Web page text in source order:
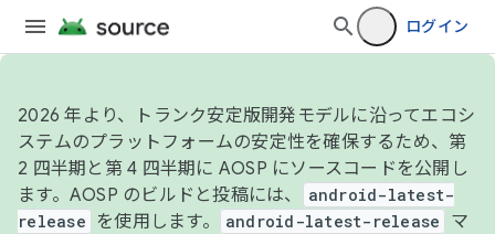
ログイン
2026 年より、トランク安定版開発モデルに沿ってエコシ
ステムのプラットフォームの安定性を確保するため、第
2 四半期と第 4 四半期に AOSP にソースコードを公開し
ます。AOSP のビルドと投稿には、
android-latest-
release
を使用します。 android-latest-release
マ